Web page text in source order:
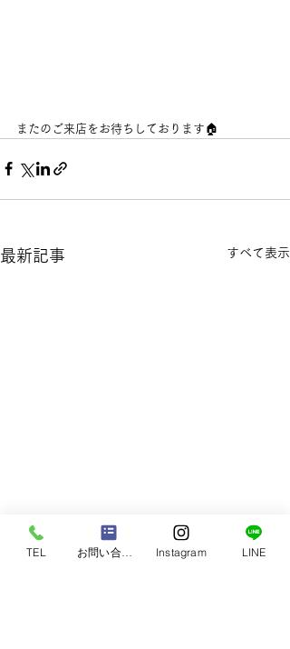
またのご来店をお待ちしております🏠
最新記事 すべて表示
TEL お問い合わせ Instagram LINE